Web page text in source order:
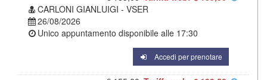
CARLONI GIANLUIGI - VSER
26/08/2026
Unico appuntamento disponibile alle 17:30
Accedi per prenotare